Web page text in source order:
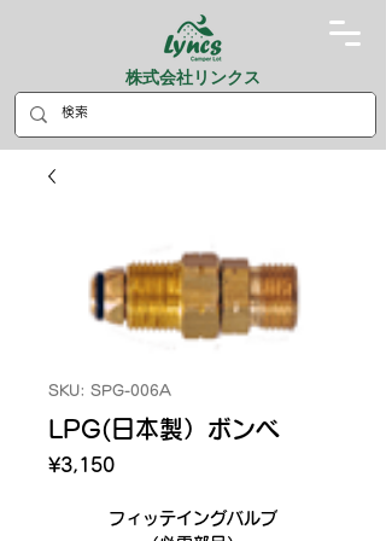
株式会社リンクス
SKU: SPG-006A
LPG(日本製）ボンベ
¥3,150Price
フィッテイングバルブ